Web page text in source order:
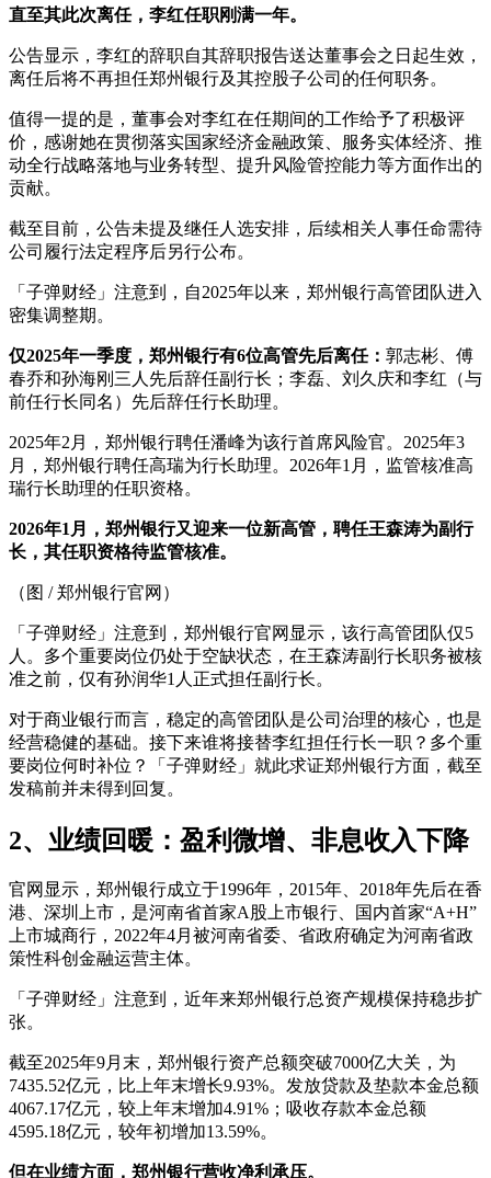
直至其此次离任，李红任职刚满一年。
公告显示，李红的辞职自其辞职报告送达董事会之日起生效，
离任后将不再担任郑州银行及其控股子公司的任何职务。
值得一提的是，董事会对李红在任期间的工作给予了积极评
价，感谢她在贯彻落实国家经济金融政策、服务实体经济、推
动全行战略落地与业务转型、提升风险管控能力等方面作出的
贡献。
截至目前，公告未提及继任人选安排，后续相关人事任命需待
公司履行法定程序后另行公布。
「子弹财经」注意到，自2025年以来，郑州银行高管团队进入
密集调整期。
仅2025年一季度，郑州银行有6位高管先后离任： 郭志彬、傅
春乔和孙海刚三人先后辞任副行长；李磊、刘久庆和李红（与
前任行长同名）先后辞任行长助理。
2025年2月，郑州银行聘任潘峰为该行首席风险官。2025年3
月，郑州银行聘任高瑞为行长助理。2026年1月，监管核准高
瑞行长助理的任职资格。
2026年1月，郑州银行又迎来一位新高管，聘任王森涛为副行
长，其任职资格待监管核准。
（图 / 郑州银行官网）
「子弹财经」注意到，郑州银行官网显示，该行高管团队仅5
人。多个重要岗位仍处于空缺状态，在王森涛副行长职务被核
准之前，仅有孙润华1人正式担任副行长。
对于商业银行而言，稳定的高管团队是公司治理的核心，也是
经营稳健的基础。接下来谁将接替李红担任行长一职？多个重
要岗位何时补位？「子弹财经」就此求证郑州银行方面，截至
发稿前并未得到回复。
2、 业绩回暖：盈利微增、非息收入下降
官网显示，郑州银行成立于1996年，2015年、2018年先后在香
港、深圳上市，是河南省首家A股上市银行、国内首家“A+H”
上市城商行，2022年4月被河南省委、省政府确定为河南省政
策性科创金融运营主体。
「子弹财经」注意到，近年来郑州银行总资产规模保持稳步扩
张。
截至2025年9月末，郑州银行资产总额突破7000亿大关，为
7435.52亿元，比上年末增长9.93%。发放贷款及垫款本金总额
4067.17亿元，较上年末增加4.91%；吸收存款本金总额
4595.18亿元，较年初增加13.59%。
但在业绩方面，郑州银行营收净利承压。